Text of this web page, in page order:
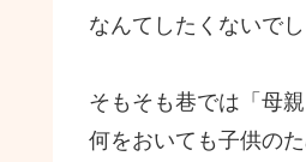
なんてしたくないでし
そもそも巷では「母
何をおいても子供の